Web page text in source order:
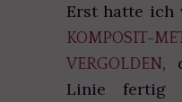
Erst hatte ich
VERGOLDEN,
Linie fertig